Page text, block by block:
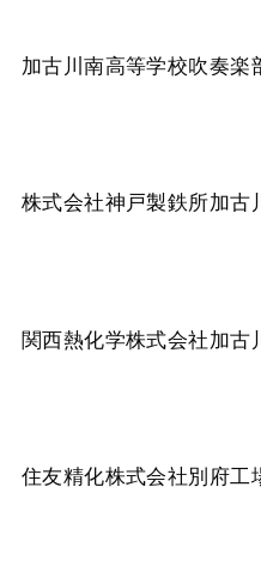
加古川南高等学校吹奏楽
株式会社神戸製鉄所加古
関西熱化学株式会社加古
住友精化株式会社別府工